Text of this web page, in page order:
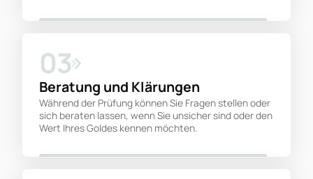
03
Beratung und Klärungen
Während der Prüfung können Sie Fragen stellen oder
sich beraten lassen, wenn Sie unsicher sind oder den
Wert Ihres Goldes kennen möchten.